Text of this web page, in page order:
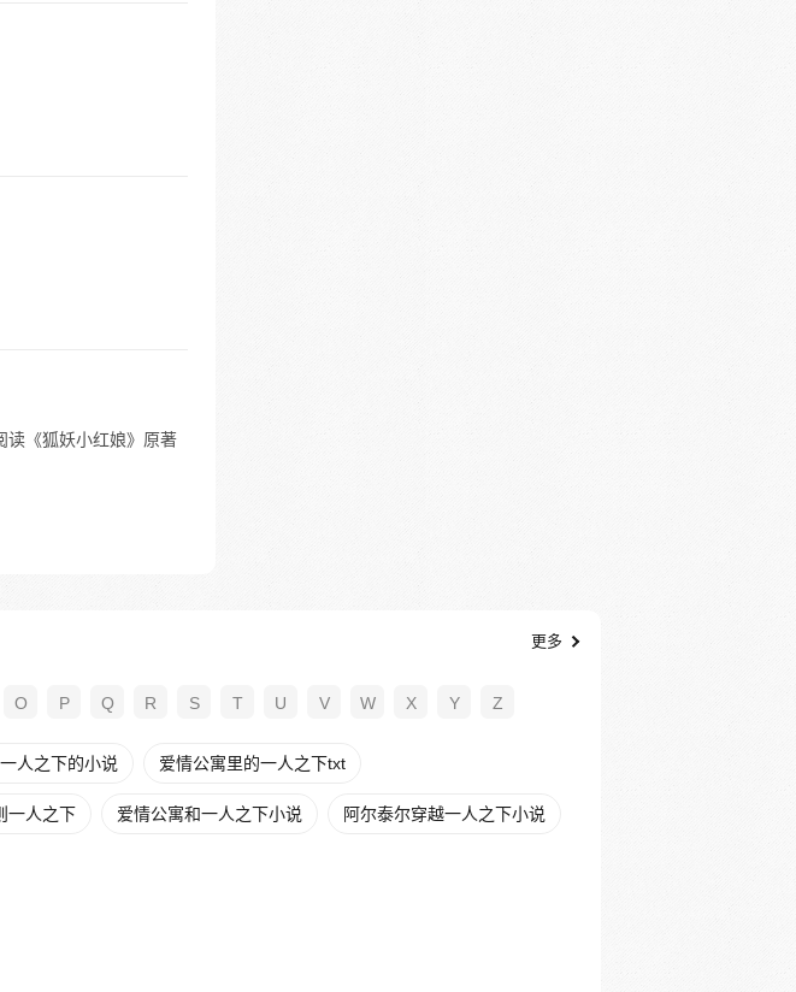
读《狐妖小红娘》原著
更多
O P Q R S T U V W X Y Z
人之下的小说 爱情公寓里的一人之下txt
一人之下 爱情公寓和一人之下小说 阿尔泰尔穿越一人之下小说